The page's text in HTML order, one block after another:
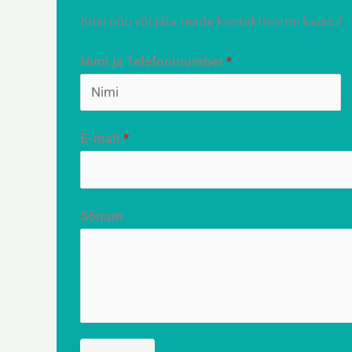
Küsi nõu või jäta teade kontaktivormi kaudu!
Nimi ja Telefoninumber *
iE-mail *
Sõnum